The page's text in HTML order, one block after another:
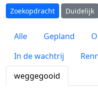
Duidelijk
Alle Gepland
In de wachtrij
weggegooid